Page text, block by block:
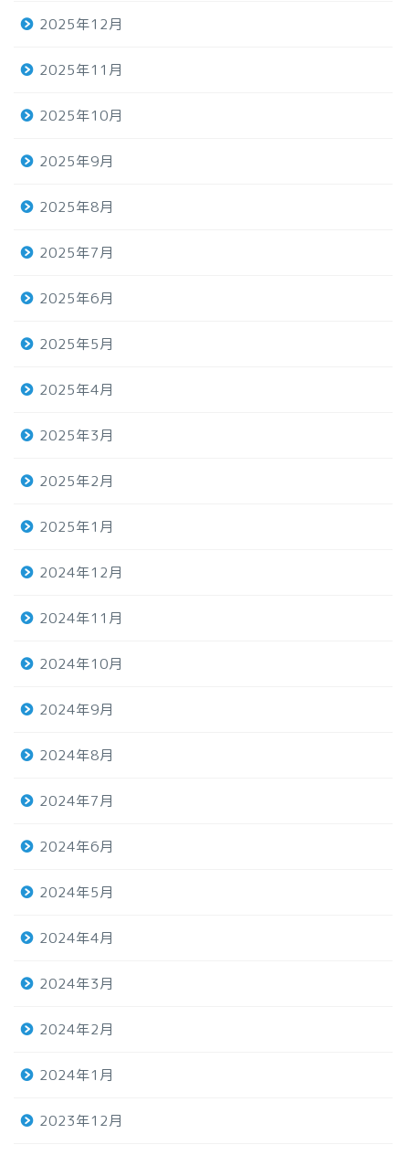
2025年12月
2025年11月
2025年10月
2025年9月
2025年8月
2025年7月
2025年6月
2025年5月
2025年4月
2025年3月
2025年2月
2025年1月
2024年12月
2024年11月
2024年10月
2024年9月
2024年8月
2024年7月
2024年6月
2024年5月
2024年4月
2024年3月
2024年2月
2024年1月
2023年12月